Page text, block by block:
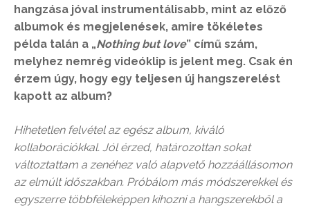
hangzása jóval instrumentálisabb, mint az előző
albumok és megjelenések, amire tökéletes
példa talán a „Nothing but love” című szám,
melyhez nemrég videóklip is jelent meg. Csak én
érzem úgy, hogy egy teljesen új hangszerelést
kapott az album?
Hihetetlen felvétel az egész album, kiváló
kollaborációkkal. Jól érzed, határozottan sokat
változtattam a zenéhez való alapvető hozzáállásomon
az elmúlt időszakban. Próbálom más módszerekkel és
egyszerre többféleképpen kihozni a hangszerekből a